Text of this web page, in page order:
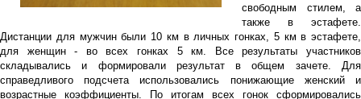
свободным стилем, а
также в эстафете.
Дистанции для мужчин были 10 км в личных гонках, 5 км в эстафете,
для женщин - во всех гонках 5 км. Все результаты участников
складывались и формировали результат в общем зачете. Для
справедливого подсчета использовались понижающие женский и
возрастные коэффициенты. По итогам всех гонок сформировались